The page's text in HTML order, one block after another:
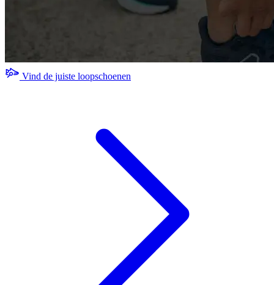
Vind de juiste loopschoenen